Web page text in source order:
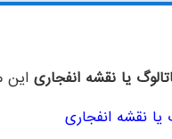
یا نقشه انفجاری این
یا نقشه انفجاری